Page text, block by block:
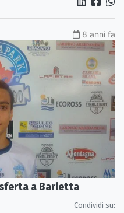
8 anni fa
a Barletta
Condividi su: